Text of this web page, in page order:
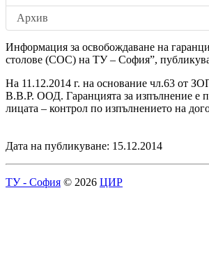
Архив
Информация за освобождаване на
столове (СОС) на ТУ – София”,
На 11.12.2014 г. на основание чл.63 от
В.В.Р. ООД. Гаранцията за изпълнение е
лицата – контрол по изпълнението на
Дата на публикуване: 15.12.2014
ТУ - София © 2026 ЦИР